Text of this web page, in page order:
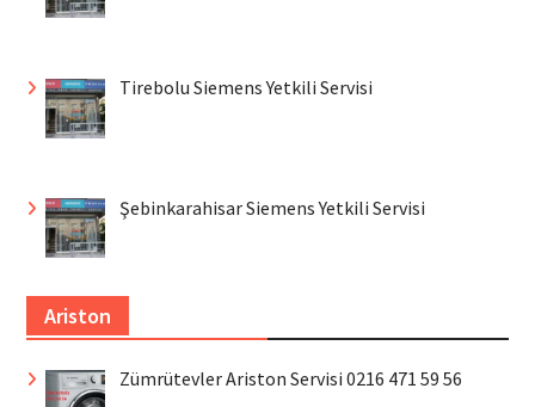
Tirebolu Siemens Yetkili Servisi
Şebinkarahisar Siemens Yetkili Servisi
Ariston
Zümrütevler Ariston Servisi 0216 471 59 56